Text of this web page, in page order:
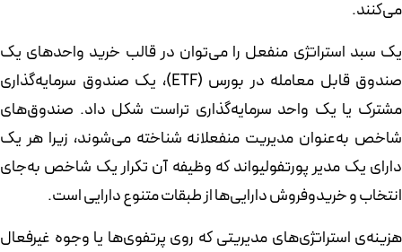
می‌کنند.
یک سبد استراتژی منفعل را می‌توان در قالب خرید واحدهای یک
صندوق قابل معامله در بورس (ETF)، یک صندوق سرمایه‌گذاری
مشترک یا یک واحد سرمایه‌گذاری تراست شکل داد. صندوق‌های
شاخص به‌عنوان مدیریت منفعلانه شناخته می‌شوند، زیرا هر یک
دارای یک مدیر پورتفولیواند که وظیفه آن تکرار یک شاخص به‌جای
انتخاب و خریدوفروش دارایی‌ها از طبقات متنوع دارایی است.
هزینه‌ی استراتژی‌های مدیریتی که روی پرتفوی‌ها یا وجوه غیرفعال